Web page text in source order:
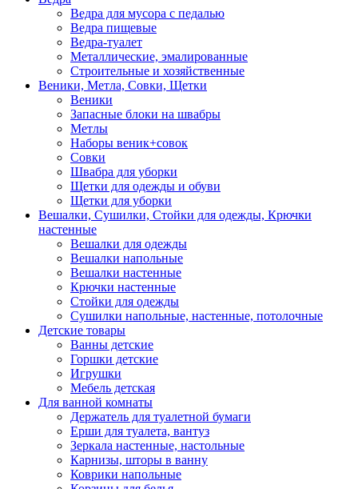
Ведра для мусора с педалью
Ведра пищевые
Ведра-туалет
Металлические, эмалированные
Строительные и хозяйственные
Веники, Метла, Совки, Щетки
Веники
Запасные блоки на швабры
Метлы
Наборы веник+совок
Совки
Швабра для уборки
Щетки для одежды и обуви
Щетки для уборки
Вешалки, Сушилки, Стойки для одежды, Крючки
настенные
Вешалки для одежды
Вешалки напольные
Вешалки настенные
Крючки настенные
Стойки для одежды
Сушилки напольные, настенные, потолочные
Детские товары
Ванны детские
Горшки детские
Игрушки
Мебель детская
Для ванной комнаты
Держатель для туалетной бумаги
Ерши для туалета, вантуз
Зеркала настенные, настольные
Карнизы, шторы в ванну
Коврики напольные